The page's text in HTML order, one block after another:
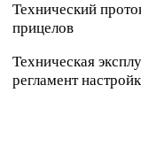
Технический
прицелов
Техническая
регламент